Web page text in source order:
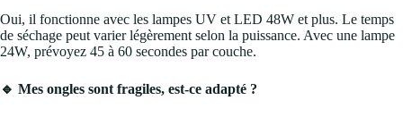
Oui, il fonctionne avec les lampes UV et LED 48W et plus. Le temps
de séchage peut varier légèrement selon la puissance. Avec une lampe
24W, prévoyez 45 à 60 secondes par couche.
🔹 Mes ongles sont fragiles, est-ce adapté ?